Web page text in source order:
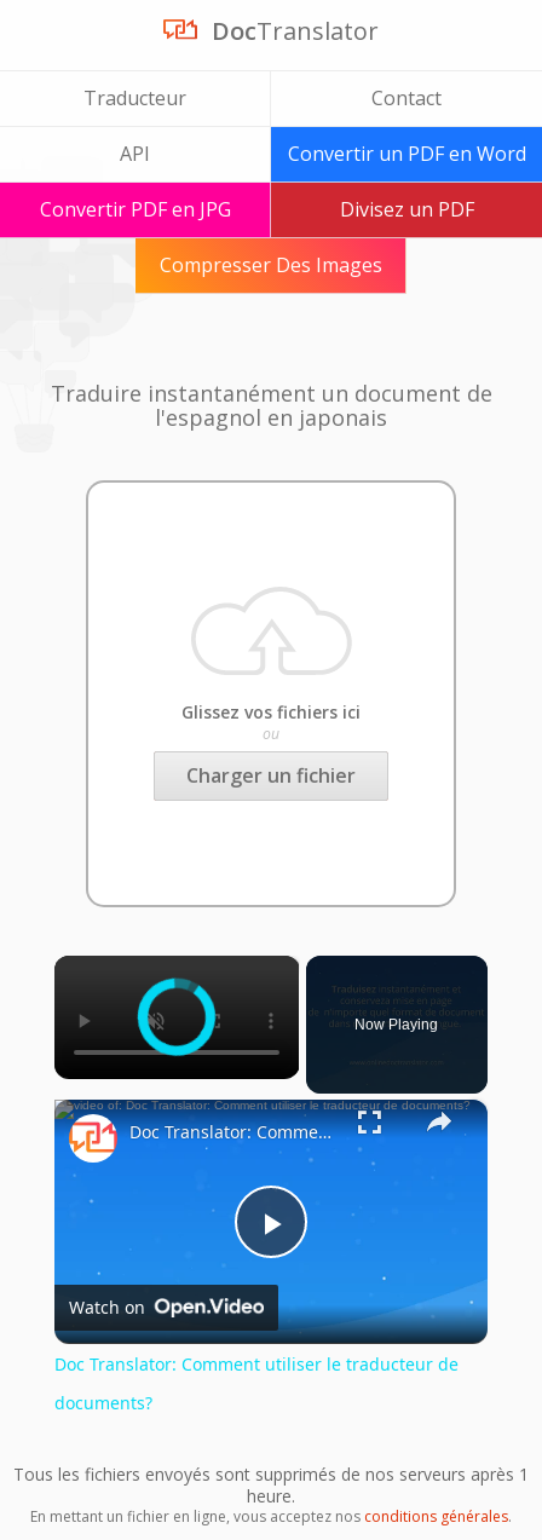
DocTranslator
Traducteur Contact
API Convertir un PDF en Word
Convertir PDF en JPG Divisez un PDF
Compresser Des Images
Traduire instantanément un document de
l'espagnol en japonais
Glissez vos fichiers ici
ou
Charger un fichier
×
Now Playing
×
Play
Video
Doc Translator: Comment utiliser le traducteur de documents?
Watch on
Doc Translator: Comment utiliser le traducteur de
documents?
Tous les fichiers envoyés sont supprimés de nos serveurs après 1
heure.
En mettant un fichier en ligne, vous acceptez nos conditions générales.